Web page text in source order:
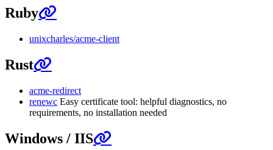
Ruby
unixcharles/acme-client
Rust
acme-redirect
renewc Easy certificate tool: helpful diagnostics, no
requirements, no installation needed
Windows / IIS